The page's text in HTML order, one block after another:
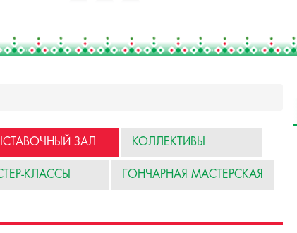
ЗАЛ КОЛЛЕКТИВЫ
КЛАССЫ ГОНЧАРНАЯ МАСТЕРСКАЯ